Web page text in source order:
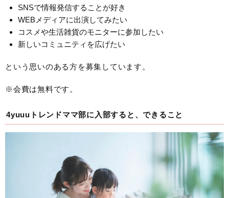
SNSで情報発信することが好き
WEBメディアに出演してみたい
コスメや生活雑貨のモニターに参加したい
新しいコミュニティを広げたい
という思いのある方を募集しています。
※会費は無料です。
4yuuuトレンドママ部に入部すると、できること